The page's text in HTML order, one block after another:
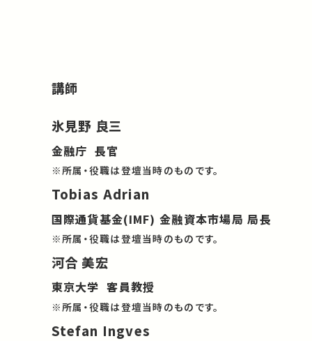
講師
氷見野 良三
金融庁 長官
※所属・役職は登壇当時のものです。
Tobias Adrian
国際通貨基金(IMF) 金融資本市場局 局長
※所属・役職は登壇当時のものです。
河合 美宏
東京大学 客員教授
※所属・役職は登壇当時のものです。
Stefan Ingves